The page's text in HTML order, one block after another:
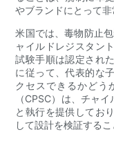
やブランドにとって非
米国では、毒物防止
ャイルドレジスタン
試験手順は認定され
に従って、代表的な
クセスできるかどう
（CPSC）は、チャ
と執行を提供してお
して設計を検証するこ